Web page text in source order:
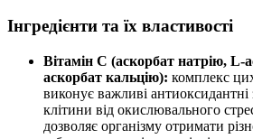
Інгредієнти та їх властивості
Вітамін С (аскорбат натрію, L-
аскорбат кальцію): комплекс
виконує важливі
клітини від окислювального
дозволяє організму отримати